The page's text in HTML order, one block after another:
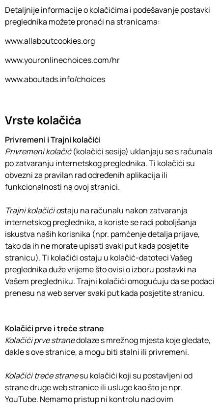
Detaljnije informacije o kolačićima i podešavanje postavki
preglednika možete pronaći na stranicama:
www.allaboutcookies.org
www.youronlinechoices.com/hr
www.aboutads.info/choices
Vrste kolačića
Privremeni i Trajni kolačići
Privremeni kolačić(kolačići sesije) uklanjaju se s računala
po zatvaranju internetskog preglednika. Ti kolačići su
obvezni za pravilan rad određenih aplikacija ili
funkcionalnosti na ovoj stranici.
Trajni kolačići ostaju na računalu nakon zatvaranja
internetskog preglednika, a koriste se radi poboljšanja
iskustva naših korisnika (npr. pamćenje detalja prijave,
tako da ih ne morate upisati svaki put kada posjetite
stranicu). Ti kolačići ostaju u kolačić-datoteci Vašeg
preglednika duže vrijeme što ovisi o izboru postavki na
Vašem pregledniku. Trajni kolačići omogućuju da se podaci
prenesu na web server svaki put kada posjetite stranicu.
Kolačići prve i treće strane
Kolačići prve stranedolaze s mrežnog mjesta koje gledate,
dakle s ove stranice, a mogu biti stalni ili privremeni.
Kolačići treće stranesu kolačići koji su postavljeni od
strane druge web stranice ili usluge kao što je npr.
YouTube. Nemamo pristup ni kontrolu nad ovim